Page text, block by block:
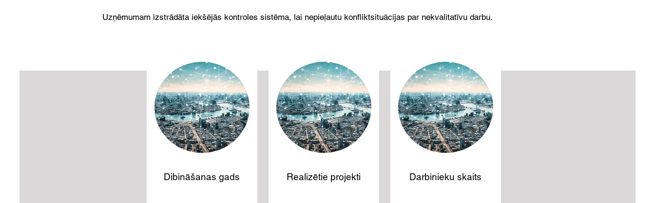
Uzņēmumam izstrādāta iekšējās kontroles sistēma, lai nepieļautu konfliktsituācijas par nekvalitatīvu darbu.
2018
Dibināšanas gads
78
Realizētie projekti
22
Darbinieku skaits